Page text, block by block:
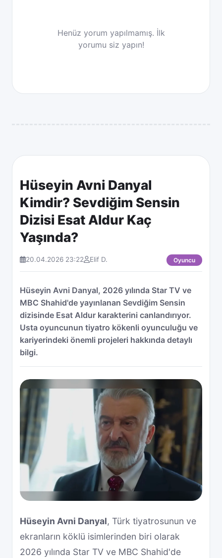
Henüz yorum yapılmamış. İlk
yorumu siz yapın!
Hüseyin Avni Danyal
Kimdir? Sevdiğim Sensin
Dizisi Esat Aldur Kaç
Yaşında?
20.04.2026 23:22 Elif D. Oyuncu
Hüseyin Avni Danyal, 2026 yılında Star TV ve
MBC Shahid'de yayınlanan Sevdiğim Sensin
dizisinde Esat Aldur karakterini canlandırıyor.
Usta oyuncunun tiyatro kökenli oyunculuğu ve
kariyerindeki önemli projeleri hakkında detaylı
bilgi.
Hüseyin Avni Danyal, Türk tiyatrosunun ve
ekranların köklü isimlerinden biri olarak
2026 yılında Star TV ve MBC Shahid'de